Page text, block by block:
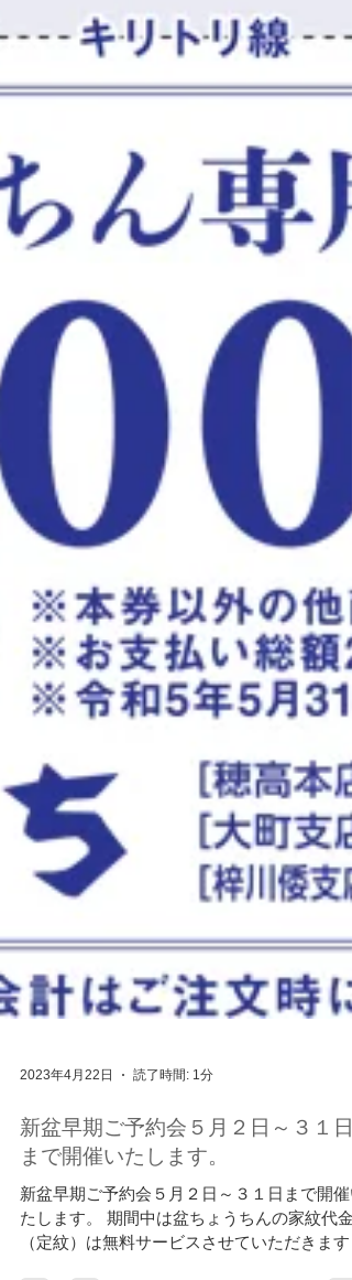
2023年4月22日 読了時間: 1分
まで開催いたします。
新盆早期ご予約会５月２日～３１日まで開催